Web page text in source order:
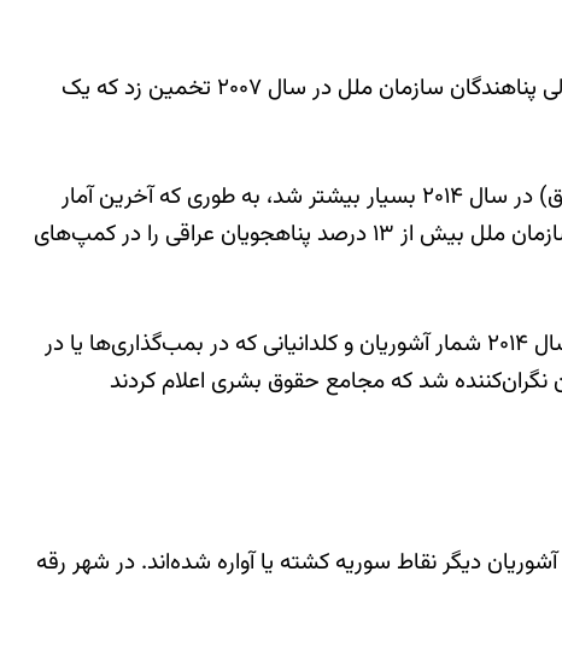
ایالات متحده با میزبانی ۱۰۰ هزار آشوری، بیش از عراق، موطن اصلی این اقوام بین‌النهرینی، رکورد‌دار است. کمیساریای عالی پناهندگان سازمان ملل در سال ۲۰۰۷ تخمین زد که یک
این رقم پس از پیشروی دولت اسلامی به استان نینوا و شهر موصل (مناطقی با بیشترین جمعیت آشوری و کلدانی در عراق) در سال ۲۰۱۴ بسیار بیشتر شد، به طوری که آخرین آمار
حکایت از آوارگی و ترک موطن ۶۰ درصد ساکنان این مناطق دارد که عمدتا آشوری و کلدانی هستند.بر اساس گزارش‌های سازمان ملل بیش از ۱۳ درصد پناهجویان عراقی را در کمپ‌های
آشوریان و عمدتن کلدانیان، اولین قربانیان فرقه‌گرایی اسلامی در عراق بودند. از سال ۲۰۰۳ تا پیشروی دولت اسلامی در سال ۲۰۱۴ شمار آشوریان و کلدانیانی که در بمب‌گذاری‌ها یا در
شد که مجامع حقوق بشری اعلام کردند
۲۰۱۱ خالی از سکنه شد.شمار قابل توجهی از آشوریان دیگر نقاط سوریه کشته یا آواره شده‌اند. در شهر رقه